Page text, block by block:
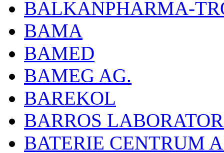
BALKANPHARMA-
BAMA
BAMED
BAMEG AG.
BAREKOL
BARROS
BATERIE CENTRUM